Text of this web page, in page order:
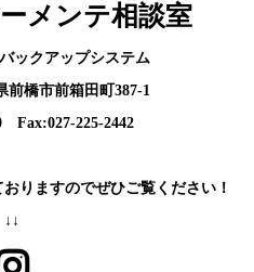
メンテ相談室
ックアップシステム
橋市前箱田町387-1
Fax:027-225-2442
りますのでぜひご覧ください！
↓↓